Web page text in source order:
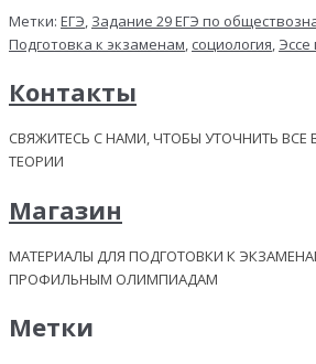
Метки: ЕГЭ, Задание 29 ЕГЭ по
Подготовка к экзаменам, социология,
Контакты
СВЯЖИТЕСЬ С НАМИ, ЧТОБЫ УТОЧНИТЬ
ТЕОРИИ
Магазин
МАТЕРИАЛЫ ДЛЯ ПОДГОТОВКИ К
ПРОФИЛЬНЫМ ОЛИМПИАДАМ
Метки